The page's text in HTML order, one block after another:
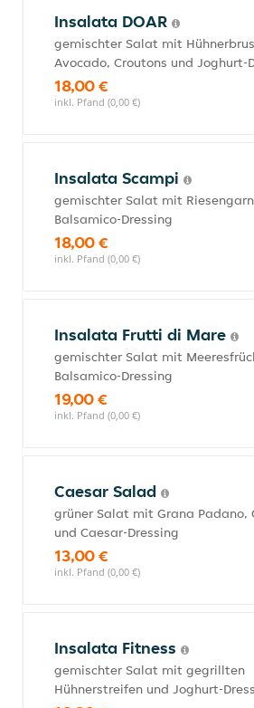
Insalata DOAR
gemischter Salat mit
Avocado, Croutons und Joghurt-
18,00 €
inkl. Pfand (0,00 €)
Insalata Scampi
gemischter Salat mit
Balsamico-Dressing
18,00 €
inkl. Pfand (0,00 €)
Insalata Frutti di Mare
gemischter Salat mit
Balsamico-Dressing
19,00 €
inkl. Pfand (0,00 €)
Caesar Salad
grüner Salat mit Grana Padano,
und Caesar-Dressing
13,00 €
inkl. Pfand (0,00 €)
Insalata Fitness
gemischter Salat mit gegrillten
Hühnerstreifen und Joghurt-